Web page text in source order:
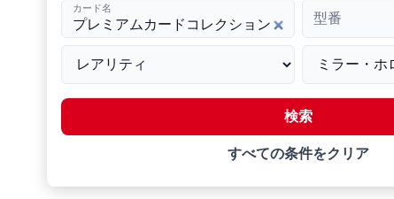
カード名
型番
検索
すべての条件をクリア